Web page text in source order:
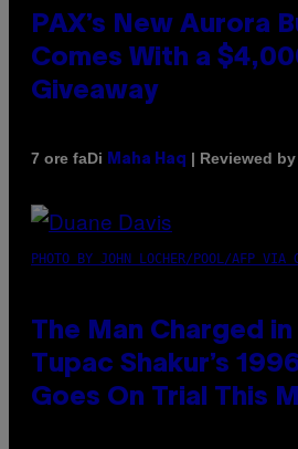
PAX’s New Aurora
Comes With a
Giveaway
7 ore faDi Maha Haq | Reviewed by
PHOTO BY JOHN LOCHER/POOL/AFP VIA
The Man Charged
Tupac Shakur’s
Goes On Trial This